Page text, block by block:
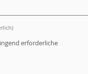
spd-baden-
fuer-
erforderliche